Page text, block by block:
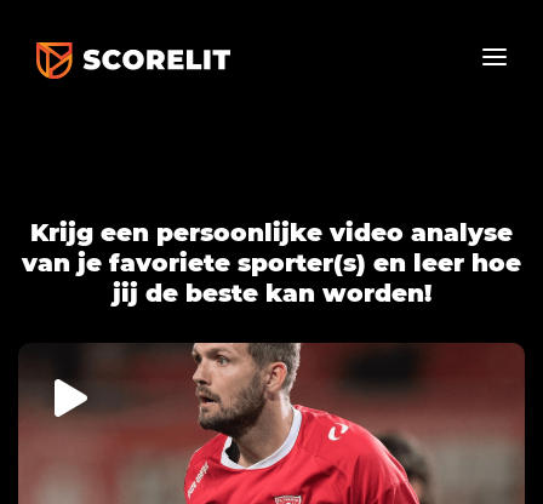
Krijg een persoonlijke video analyse
van je favoriete sporter(s) en leer hoe
jij de beste kan worden!